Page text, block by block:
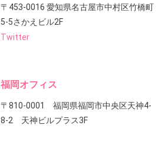
〒453-0016 愛知県名古屋市中村区竹橋町
5-5さかえビル2F
Twitter
福岡オフィス
〒810-0001 福岡県福岡市中央区天神4-
8-2 天神ビルプラス3F